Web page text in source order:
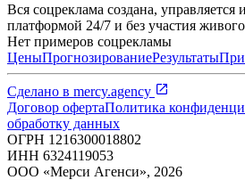
Вся соцреклама создана, управляется
платформой 24/7 и без участия
Нет примеров соцрекламы
ЦеныПрогнозированиеРезультаты
Сделано в mercy.agency
Договор офертаПолитика
обработку данных
ОГРН 1216300018802
ИНН 6324119053
ООО «Мерси Агенси», 2026